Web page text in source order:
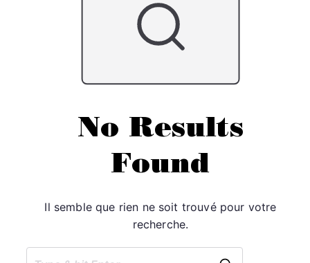
No Results
Found
Il semble que rien ne soit trouvé pour votre
recherche.